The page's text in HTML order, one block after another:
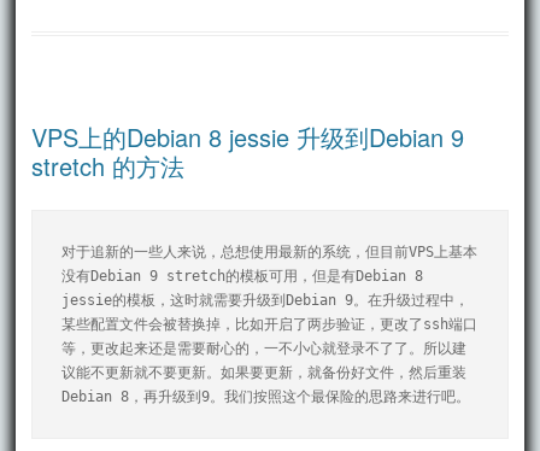
VPS上的Debian 8 jessie 升级到Debian 9
stretch 的方法
对于追新的一些人来说，总想使用最新的系统，但目前VPS上基本
没有Debian 9 stretch的模板可用，但是有Debian 8
jessie的模板，这时就需要升级到Debian 9。在升级过程中，
某些配置文件会被替换掉，比如开启了两步验证，更改了ssh端口
等，更改起来还是需要耐心的，一不小心就登录不了了。所以建
议能不更新就不要更新。如果要更新，就备份好文件，然后重装
Debian 8，再升级到9。我们按照这个最保险的思路来进行吧。